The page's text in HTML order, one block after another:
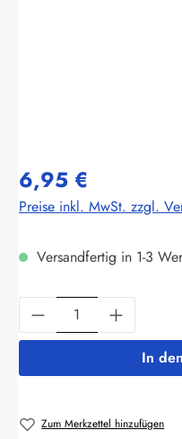
6,95 €
Preise inkl. MwSt. zzgl.
Versandfertig in 1-3
Produkt Anzahl:
In
Zum Merkzettel hinzufügen